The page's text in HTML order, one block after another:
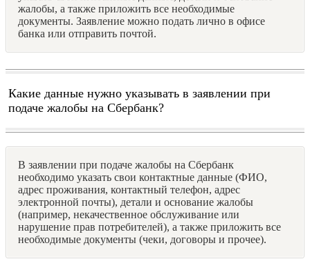
жалобы, а также приложить все необходимые
документы. Заявление можно подать лично в офисе
банка или отправить почтой.
Какие данные нужно указывать в заявлении при
подаче жалобы на Сбербанк?
В заявлении при подаче жалобы на Сбербанк
необходимо указать свои контактные данные (ФИО,
адрес проживания, контактный телефон, адрес
электронной почты), детали и основание жалобы
(например, некачественное обслуживание или
нарушение прав потребителей), а также приложить все
необходимые документы (чеки, договоры и прочее).